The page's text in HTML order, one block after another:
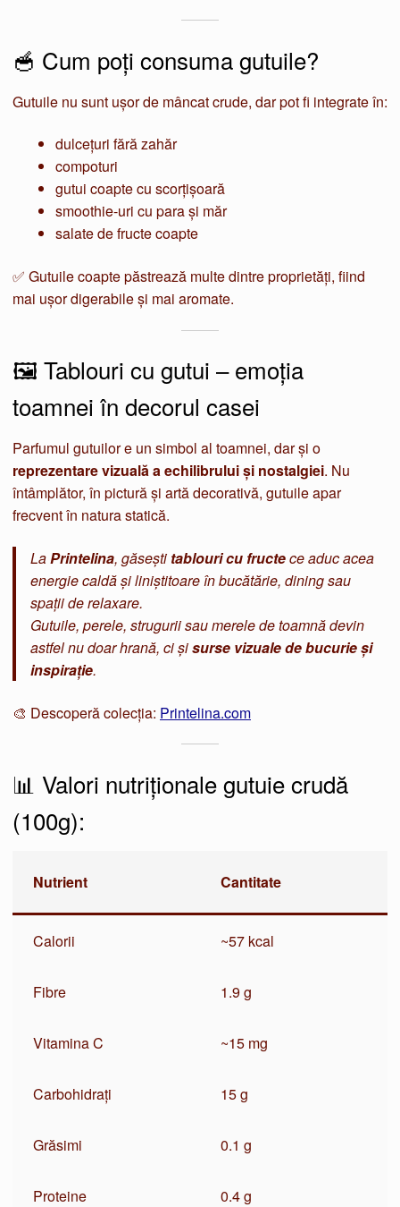
🥣 Cum poți consuma gutuile?
Gutuile nu sunt ușor de mâncat crude, dar pot fi integrate în:
dulcețuri fără zahăr
compoturi
gutui coapte cu scorțișoară
smoothie-uri cu para și măr
salate de fructe coapte
✅ Gutuile coapte păstrează multe dintre proprietăți, fiind
mai ușor digerabile și mai aromate.
🖼️ Tablouri cu gutui – emoția
toamnei în decorul casei
Parfumul gutuilor e un simbol al toamnei, dar și o
reprezentare vizuală a echilibrului și nostalgiei. Nu
întâmplător, în pictură și artă decorativă, gutuile apar
frecvent în natura statică.
LaPrintelina, găsești tablouri cu fructece aduc acea
energie caldă și liniștitoare în bucătărie, dining sau
spații de relaxare.
Gutuile, perele, strugurii sau merele de toamnă devin
astfel nu doar hrană, ci șisurse vizuale de bucurie și
inspirație.
🎨 Descoperă colecția: Printelina.com
📊 Valori nutriționale gutuie crudă
(100g):
Nutrient Cantitate
Calorii ~57 kcal
Fibre 1.9 g
Vitamina C ~15 mg
Carbohidrați 15 g
Grăsimi 0.1 g
Proteine 0.4 g